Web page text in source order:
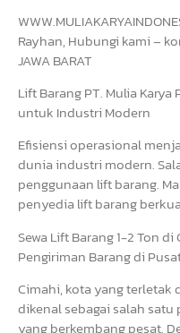
Rayhan, Hubungi kami –
JAWA BARAT
Lift Barang PT. Mulia
untuk Industri Modern
Efisiensi operasional
dunia industri modern.
penggunaan lift barang.
penyedia lift barang
Sewa Lift Barang 1-2 Ton
Pengiriman Barang di
Cimahi, kota yang terletak
dikenal sebagai salah
yang berkembang pesat.